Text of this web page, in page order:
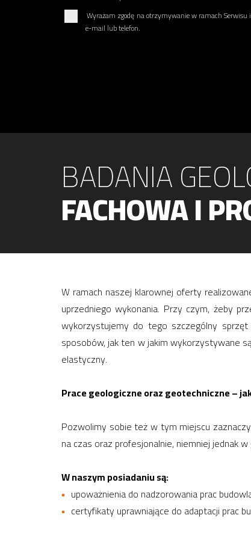
Wyrażam zgodę na otrzymywanie w ramach
e-mail lub telefon.
BADANIA
FACHOWA I
W ramach naszej klarownej oferty
uprzedniego wykonania. Przy czym, żeby
wykorzystujemy do tego szczególny sprzęt
sposobów, jak ten w jakim wykorzystywane
elastyczny.
Prace geologiczne oraz geotechniczne –
Pozwolimy sobie też w tym miejscu
na czas oraz profesjonalnie, niemniej jednak
W naszym posiadaniu są:
upoważnienia do nadzorowania prac
certyfikaty uprawniające do adaptacji prac